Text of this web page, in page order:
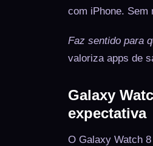
com iPhone. Sem
Faz sentido para
valoriza apps de
Galaxy
expectativa
O Galaxy Watch